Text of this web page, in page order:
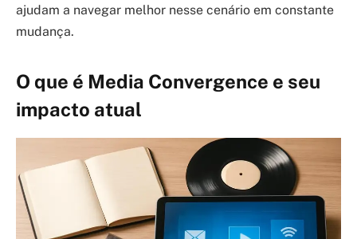
ajudam a navegar melhor nesse cenário em constante
mudança.
O que é Media Convergence e seu
impacto atual